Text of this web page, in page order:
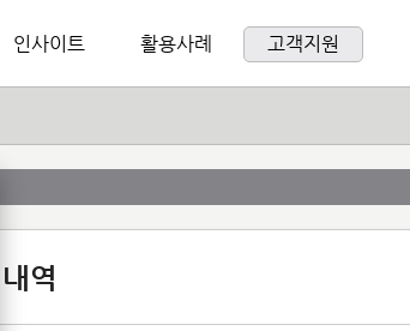
인사이트 활용사례 고객지원
내역